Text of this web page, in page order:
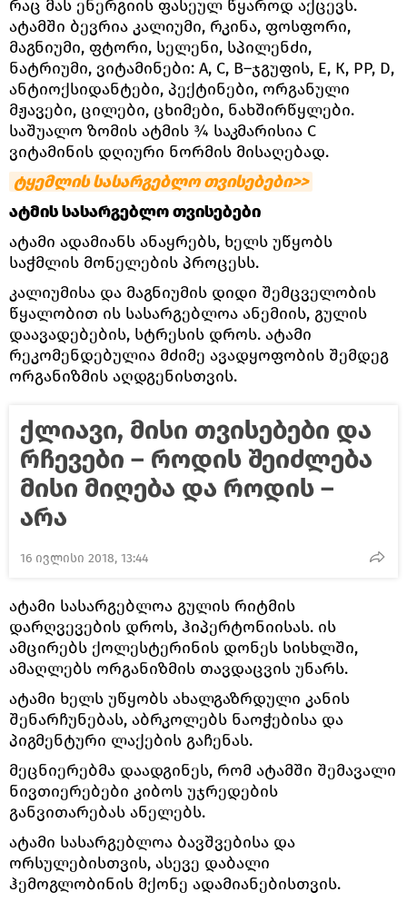
რაც მას ენერგიის ფასეულ წყაროდ აქცევს.
ატამში ბევრია კალიუმი, რკინა, ფოსფორი,
მაგნიუმი, ფტორი, სელენი, სპილენძი,
ნატრიუმი, ვიტამინები: А, С, В–ჯგუფის, Е, К, РР, D,
ანტიოქსიდანტები, პექტინები, ორგანული
მჟავები, ცილები, ცხიმები, ნახშირწყლები.
საშუალო ზომის ატმის ¾ საკმარისია С
ვიტამინის დღიური ნორმის მისაღებად.
ტყემლის სასარგებლო თვისებები>>
ატმის სასარგებლო თვისებები
ატამი ადამიანს ანაყრებს, ხელს უწყობს
საჭმლის მონელების პროცესს.
კალიუმისა და მაგნიუმის დიდი შემცველობის
წყალობით ის სასარგებლოა ანემიის, გულის
დაავადებების, სტრესის დროს. ატამი
რეკომენდებულია მძიმე ავადყოფობის შემდეგ
ორგანიზმის აღდგენისთვის.
ქლიავი, მისი თვისებები და
რჩევები – როდის შეიძლება
მისი მიღება და როდის –
არა
16 ივლისი 2018, 13:44
ატამი სასარგებლოა გულის რიტმის
დარღვევების დროს, ჰიპერტონიისას. ის
ამცირებს ქოლესტერინის დონეს სისხლში,
ამაღლებს ორგანიზმის თავდაცვის უნარს.
ატამი ხელს უწყობს ახალგაზრდული კანის
შენარჩუნებას, აბრკოლებს ნაოჭებისა და
პიგმენტური ლაქების გაჩენას.
მეცნიერებმა დაადგინეს, რომ ატამში შემავალი
ნივთიერებები კიბოს უჯრედების
განვითარებას ანელებს.
ატამი სასარგებლოა ბავშვებისა და
ორსულებისთვის, ასევე დაბალი
ჰემოგლობინის მქონე ადამიანებისთვის.